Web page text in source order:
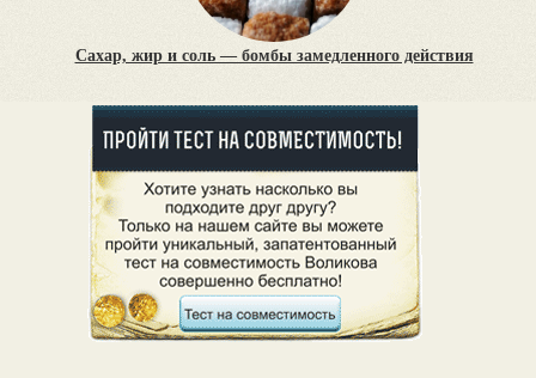
Сахар, жир и соль — бомбы замедленного действия